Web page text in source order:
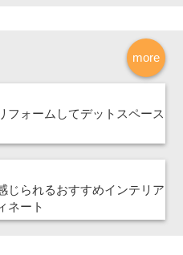
more
フォームしてデットスペース
じられるおすすめインテリア
ネート